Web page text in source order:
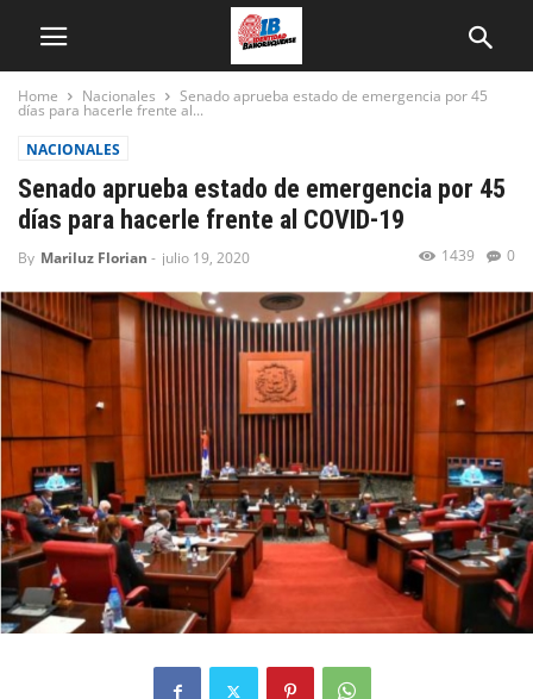
Home Nacionales Senado aprueba estado de emergencia por 45
días para hacerle frente al...
NACIONALES
Senado aprueba estado de emergencia por 45
días para hacerle frente al COVID-19
By Mariluz Florian - julio 19, 2020 0
1439